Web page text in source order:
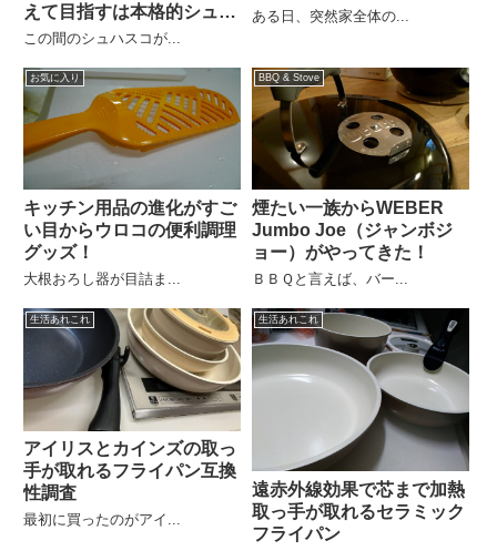
えて目指すは本格的シュハ
スコ
この間のシュハスコが...
ある日、突然家全体の...
お気に入り
キッチン用品の進化がすご
い目からウロコの便利調理
グッズ！
大根おろし器が目詰ま...
BBQ & Stove
煙たい一族からWEBER
Jumbo Joe（ジャンボジ
ョー）がやってきた！
ＢＢＱと言えば、バー...
生活あれこれ
アイリスとカインズの取っ
手が取れるフライパン互換
性調査
最初に買ったのがアイ...
生活あれこれ
遠赤外線効果で芯まで加熱
取っ手が取れるセラミック
フライパン